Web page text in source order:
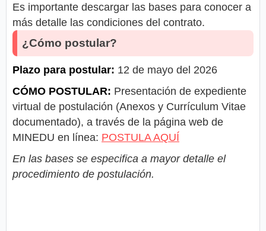
Es importante descargar las bases para conocer a
más detalle las condiciones del contrato.
¿Cómo postular?
Plazo para postular: 12 de mayo del 2026
CÓMO POSTULAR: Presentación de expediente
virtual de postulación (Anexos y Currículum Vitae
documentado), a través de la página web de
MINEDU en línea: POSTULA AQUÍ
En las bases se especifica a mayor detalle el
procedimiento de postulación.